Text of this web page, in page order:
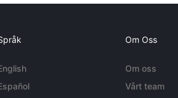
Om Oss
Om oss
Vårt team